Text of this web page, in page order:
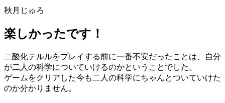
秋月じゅろ
楽しかったです！
二酸化テルルをプレイする前に一番不安だったことは、自分
が二人の科学についていけるのかということでした。
ゲームをクリアした今も二人の科学にちゃんとついていけた
のか分かりません。